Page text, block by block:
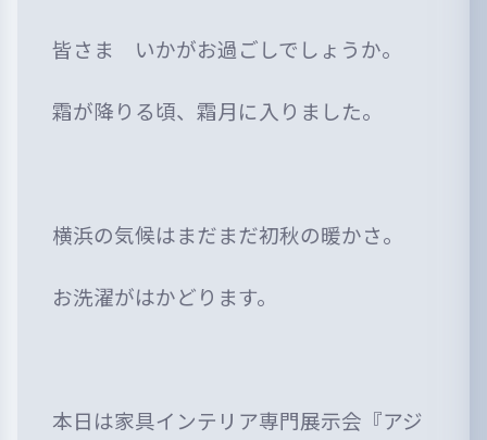
皆さま いかがお過ごしでしょうか。
霜が降りる頃、霜月に入りました。
横浜の気候はまだまだ初秋の暖かさ。
お洗濯がはかどります。
本日は家具インテリア専門展示会『アジ